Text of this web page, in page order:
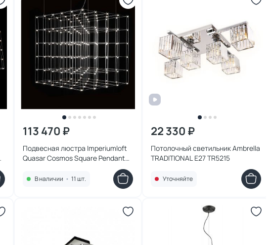
113 470 ₽
Подвесная люстра Imperiumloft
Quasar Cosmos Square Pendant
Light 100/100/100 LED 1W 252291-
22 В наличии • 11 шт.
22 330 ₽
Потолочный светильник Ambrella
TRADITIONAL E27 TR5215
Уточняйте